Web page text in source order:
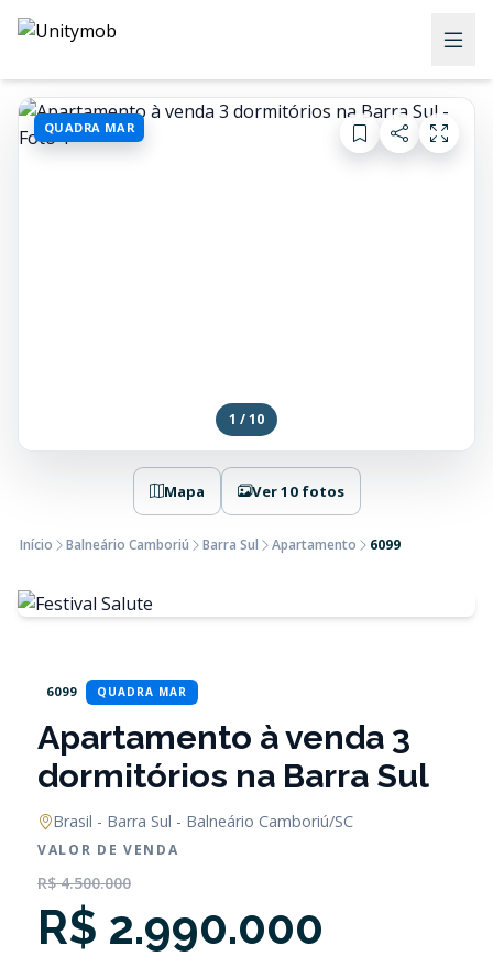
QUADRA MAR
1 / 10
Mapa Ver 10 fotos
Início Balneário Camboriú Barra Sul Apartamento 6099
6099 QUADRA MAR
Apartamento à venda 3
dormitórios na Barra Sul
Brasil - Barra Sul - Balneário Camboriú/SC
VALOR DE VENDA
R$ 4.500.000
R$ 2.990.000